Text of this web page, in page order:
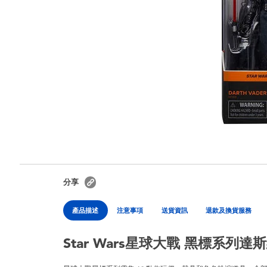
分享
產品描述 注意事項 送貨資訊 退款及換貨服務
Star Wars星球大戰 黑標系列達